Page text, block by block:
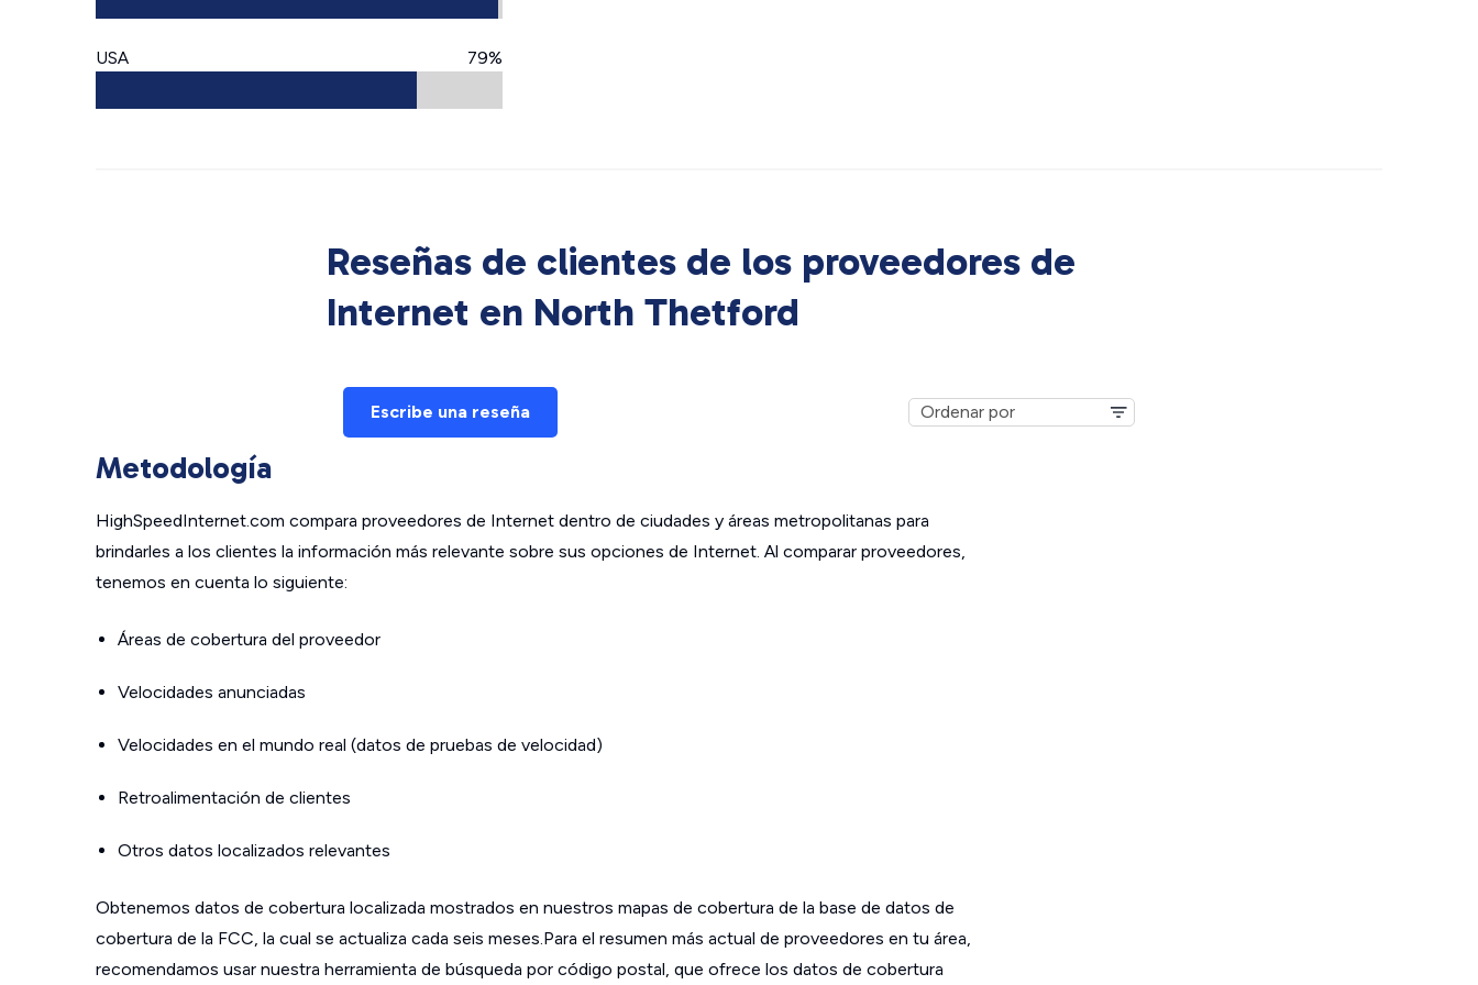
USA 79%
Reseñas de clientes de los proveedores de
Internet en North Thetford
Escribe una reseña
Metodología
HighSpeedInternet.com compara proveedores de Internet dentro de ciudades y áreas metropolitanas para
brindarles a los clientes la información más relevante sobre sus opciones de Internet. Al comparar proveedores,
tenemos en cuenta lo siguiente:
Áreas de cobertura del proveedor
Velocidades anunciadas
Velocidades en el mundo real (datos de pruebas de velocidad)
Retroalimentación de clientes
Otros datos localizados relevantes
Obtenemos datos de cobertura localizada mostrados en nuestros mapas de cobertura de la base de datos de
cobertura de la FCC, la cual se actualiza cada seis meses.Para el resumen más actual de proveedores en tu área,
recomendamos usar nuestra herramienta de búsqueda por código postal, que ofrece los datos de cobertura